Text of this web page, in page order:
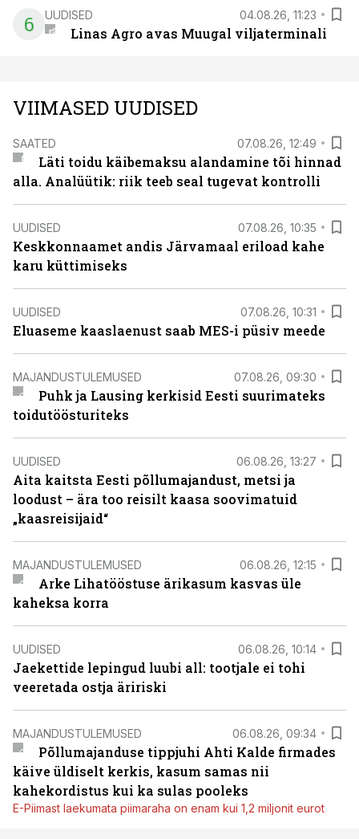
6 UUDISED 04.08.26, 11:23
Linas Agro avas Muugal viljaterminali
VIIMASED UUDISED
SAATED 07.08.26, 12:49
Läti toidu käibemaksu alandamine tõi hinnad
alla. Analüütik: riik teeb seal tugevat kontrolli
UUDISED 07.08.26, 10:35
Keskkonnaamet andis Järvamaal eriload kahe
karu küttimiseks
UUDISED 07.08.26, 10:31
Eluaseme kaaslaenust saab MES-i püsiv meede
MAJANDUSTULEMUSED 07.08.26, 09:30
Puhk ja Lausing kerkisid Eesti suurimateks
toidutöösturiteks
UUDISED 06.08.26, 13:27
Aita kaitsta Eesti põllumajandust, metsi ja
loodust – ära too reisilt kaasa soovimatuid
„kaasreisijaid“
MAJANDUSTULEMUSED 06.08.26, 12:15
Arke Lihatööstuse ärikasum kasvas üle
kaheksa korra
UUDISED 06.08.26, 10:14
Jaekettide lepingud luubi all: tootjale ei tohi
veeretada ostja äririski
MAJANDUSTULEMUSED 06.08.26, 09:34
Põllumajanduse tippjuhi Ahti Kalde firmades
käive üldiselt kerkis, kasum samas nii
kahekordistus kui ka sulas pooleks
E-Piimast laekumata piimaraha on enam kui 1,2 miljonit eurot